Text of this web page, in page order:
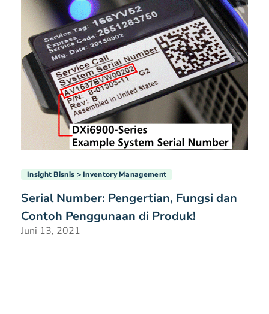
Insight Bisnis Inventory Management
Serial Number: Pengertian, Fungsi dan
Contoh Penggunaan di Produk!
Juni 13, 2021